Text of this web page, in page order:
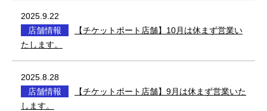
2025.9.22
店舗情報
【チケットポート店舗】10月は休まず営業い
たします。
2025.8.28
店舗情報
【チケットポート店舗】9月は休まず営業いた
します。